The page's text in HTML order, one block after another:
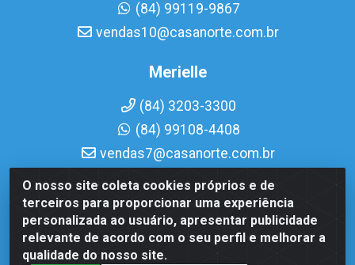
O nosso site coleta cookies próprios e de
terceiros para proporcionar uma experiência
personalizada ao usuário, apresentar publicidade
relevante de acordo com o seu perfil e melhorar a
qualidade do nosso site.
(84) 99119-9867
vendas10@casanorte.com.br
Merielle
(84) 3203-3300
(84) 99108-4408
vendas7@casanorte.com.br
Casa Norte LTDA - Av. Interventor Mário Câmara, 1815 -
Dix-Sept Rosado, Natal/RN - CEP 59054-600 - CNPJ
08.713.513/0001-51